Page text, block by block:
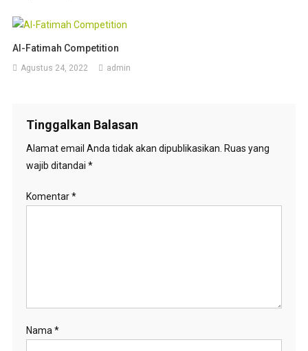
Al-Fatimah Competition
Agustus 24, 2022 admin
Tinggalkan Balasan
Alamat email Anda tidak akan dipublikasikan. Ruas yang
wajib ditandai *
Komentar*
Nama *